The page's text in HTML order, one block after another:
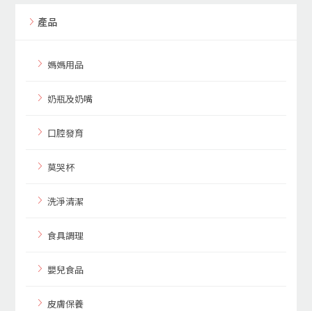
產品
媽媽用品
奶瓶及奶嘴
口腔發育
莫哭杯
洗淨清潔
食具調理
嬰兒食品
皮膚保養